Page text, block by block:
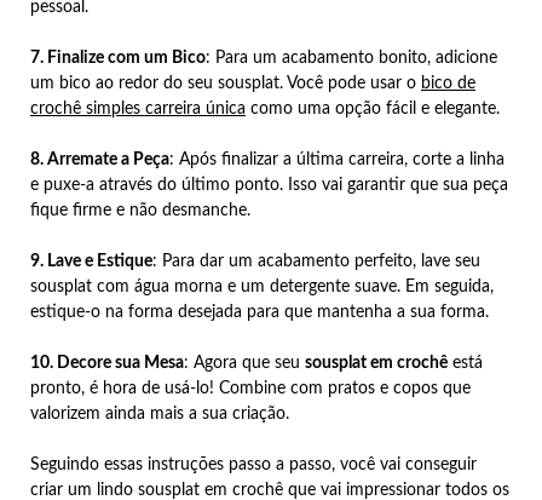
pessoal.
7. Finalize com um Bico: Para um acabamento bonito, adicione
um bico ao redor do seu sousplat. Você pode usar o bico de
crochê simples carreira única como uma opção fácil e elegante.
8. Arremate a Peça: Após finalizar a última carreira, corte a linha
e puxe-a através do último ponto. Isso vai garantir que sua peça
fique firme e não desmanche.
9. Lave e Estique: Para dar um acabamento perfeito, lave seu
sousplat com água morna e um detergente suave. Em seguida,
estique-o na forma desejada para que mantenha a sua forma.
10. Decore sua Mesa: Agora que seu sousplat em crochê está
pronto, é hora de usá-lo! Combine com pratos e copos que
valorizem ainda mais a sua criação.
Seguindo essas instruções passo a passo, você vai conseguir
criar um lindo sousplat em crochê que vai impressionar todos os